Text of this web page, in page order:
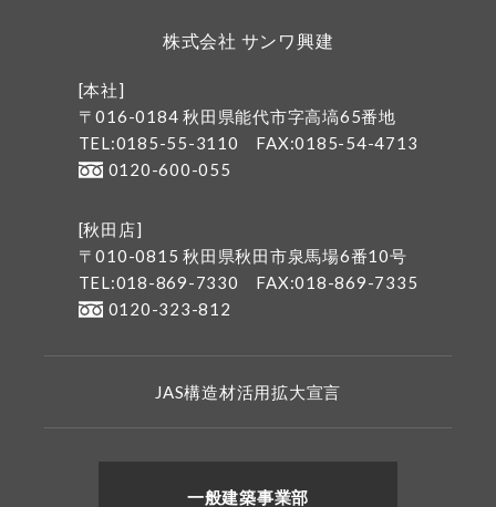
株式会社 サンワ興建
[本社]
〒016-0184 秋田県能代市字高塙65番地
TEL:0185-55-3110
FAX:0185-54-4713
0120-600-055
[秋田店]
〒010-0815 秋田県秋田市泉馬場6番10号
TEL:018-869-7330
FAX:018-869-7335
0120-323-812
JAS構造材活用拡大宣言
一般建築事業部